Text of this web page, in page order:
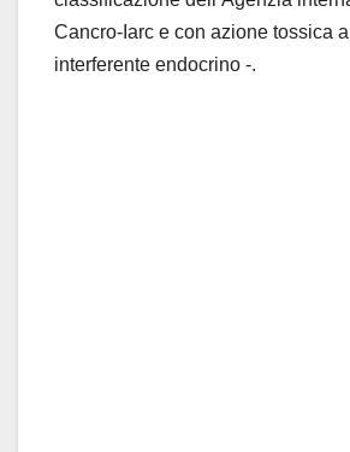
Cancro-Iarc e con azione tossica
interferente endocrino -.